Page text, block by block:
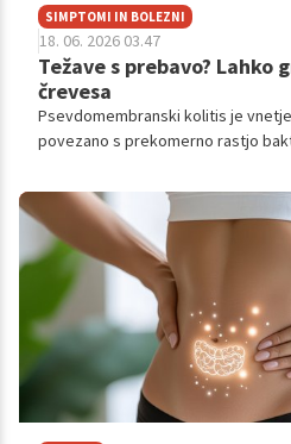
SIMPTOMI IN BOLEZNI
18. 06. 2026 03.47
Težave s prebavo? Lahko
črevesa
Psevdomembranski kolitis je
povezano s prekomerno rastjo